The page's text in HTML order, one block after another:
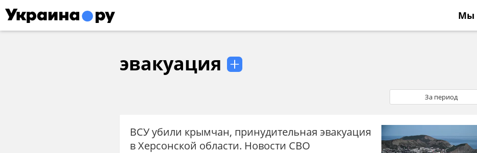
Мы
эвакуация
За период
ВСУ убили крымчан, принудительная эвакуация
в Херсонской области. Новости СВО